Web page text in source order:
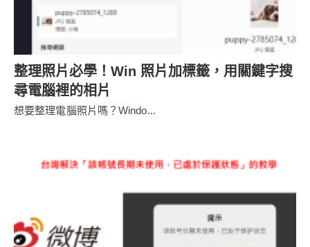
整理照片必學！Win 照片加標籤，用關鍵字搜
尋電腦裡的相片
想要整理電腦照片嗎？Windo...